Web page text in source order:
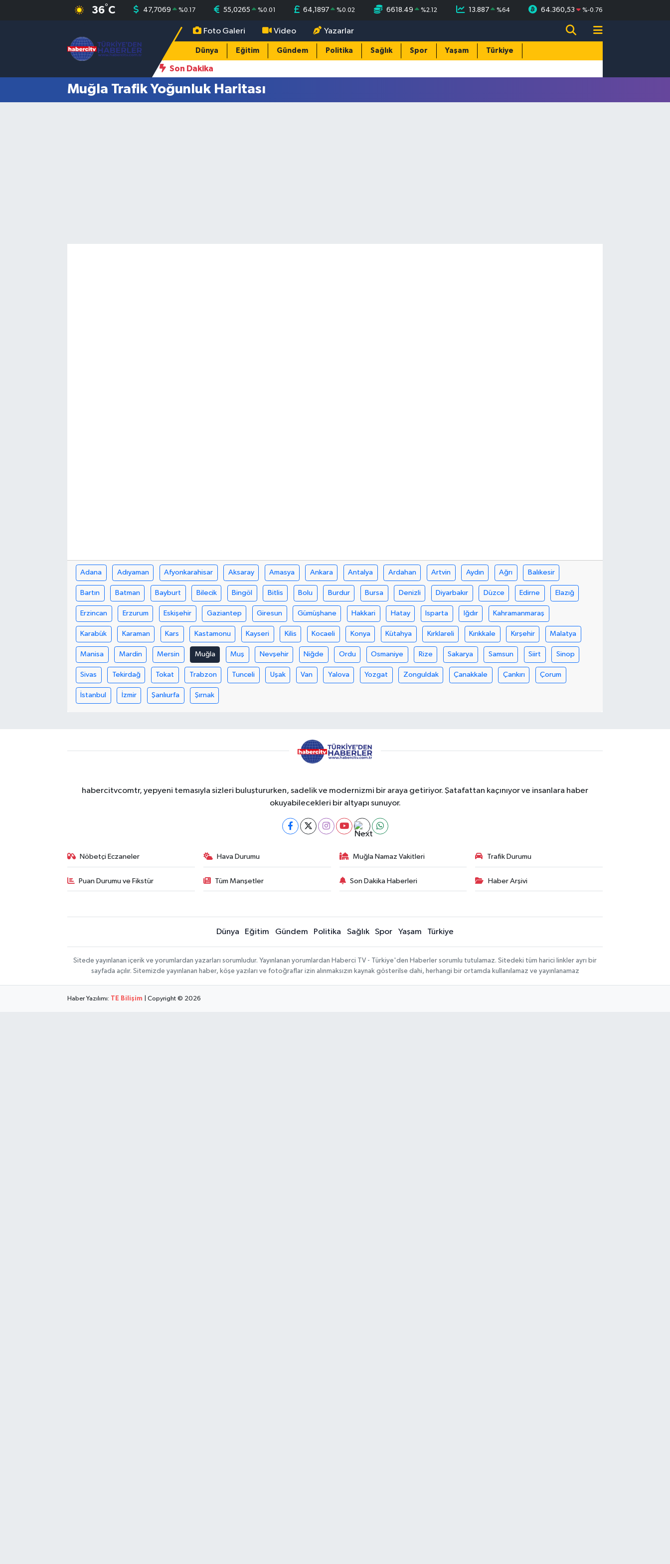
36°C 47,7069 %0.17 55,0265 %0.01 64,1897 %0.02 6618.49 %2.12 13.887 %64 64.360,53 %-0.76
Foto Galeri Video Yazarlar
Dünya Eğitim Gündem Politika Sağlık Spor Yaşam Türkiye
Son Dakika
Muğla Trafik Yoğunluk Haritası
Adana Adıyaman Afyonkarahisar Aksaray Amasya Ankara Antalya Ardahan Artvin Aydın Ağrı Balıkesir
Bartın Batman Bayburt Bilecik Bingöl Bitlis Bolu Burdur Bursa Denizli Diyarbakır Düzce Edirne Elazığ
Erzincan Erzurum Eskişehir Gaziantep Giresun Gümüşhane Hakkari Hatay Isparta Iğdır Kahramanmaraş
Karabük Karaman Kars Kastamonu Kayseri Kilis Kocaeli Konya Kütahya Kırklareli Kırıkkale Kırşehir Malatya
Manisa Mardin Mersin Muğla Muş Nevşehir Niğde Ordu Osmaniye Rize Sakarya Samsun Siirt Sinop
Sivas Tekirdağ Tokat Trabzon Tunceli Uşak Van Yalova Yozgat Zonguldak Çanakkale Çankırı Çorum
İstanbul İzmir Şanlıurfa Şırnak
habercitvcomtr, yepyeni temasıyla sizleri buluştururken, sadelik ve modernizmi bir araya getiriyor. Şatafattan kaçınıyor ve insanlara haber
okuyabilecekleri bir altyapı sunuyor.
Nöbetçi Eczaneler Hava Durumu Muğla Namaz Vakitleri Trafik Durumu
Puan Durumu ve Fikstür Tüm Manşetler Son Dakika Haberleri Haber Arşivi
Dünya Eğitim Gündem Politika Sağlık Spor Yaşam Türkiye
Sitede yayınlanan içerik ve yorumlardan yazarları sorumludur. Yayınlanan yorumlardan Haberci TV - Türkiye'den Haberler sorumlu tutulamaz. Sitedeki tüm harici linkler ayrı bir
sayfada açılır. Sitemizde yayınlanan haber, köşe yazıları ve fotoğraflar izin alınmaksızın kaynak gösterilse dahi, herhangi bir ortamda kullanılamaz ve yayınlanamaz
Haber Yazılımı: TE Bilişim | Copyright © 2026
Nöbetçi Eczaneler
Hava Durumu
Muğla Namaz Vakitleri